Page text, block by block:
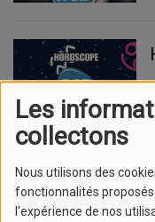
Les
collectons
Nous utilisons des
fonctionnalités
l'expérience de nos